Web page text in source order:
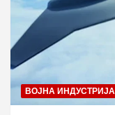
ВОЈНА ИНДУСТРИЈА